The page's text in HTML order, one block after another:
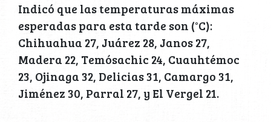
Indicó que las temperaturas máximas
esperadas para esta tarde son (°C):
Chihuahua 27, Juárez 28, Janos 27,
Madera 22, Temósachic 24, Cuauhtémoc
23, Ojinaga 32, Delicias 31, Camargo 31,
Jiménez 30, Parral 27, y El Vergel 21.